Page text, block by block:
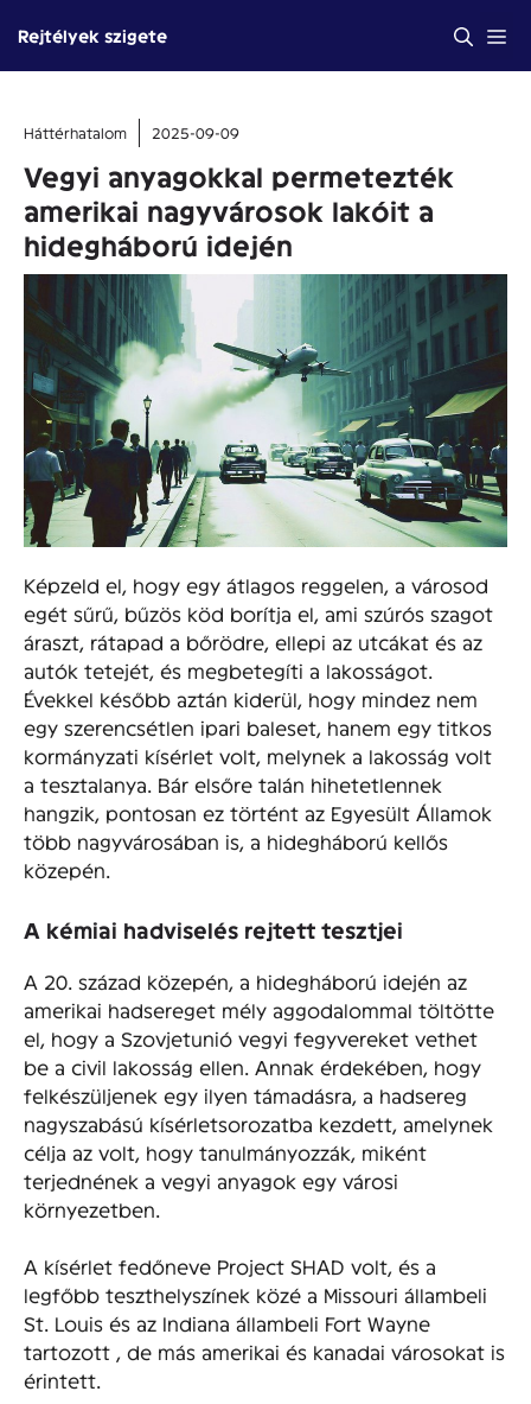
tartalomba
Rejtélyek szigete
Háttérhatalom 2025-09-09
Vegyi anyagokkal permetezték
amerikai nagyvárosok lakóit a
hidegháború idején
Képzeld el, hogy egy átlagos reggelen, a városod
egét sűrű, bűzös köd borítja el, ami szúrós szagot
áraszt, rátapad a bőrödre, ellepi az utcákat és az
autók tetejét, és megbetegíti a lakosságot.
Évekkel később aztán kiderül, hogy mindez nem
egy szerencsétlen ipari baleset, hanem egy titkos
kormányzati kísérlet volt, melynek a lakosság volt
a tesztalanya. Bár elsőre talán hihetetlennek
hangzik, pontosan ez történt az Egyesült Államok
több nagyvárosában is, a hidegháború kellős
közepén.
A kémiai hadviselés rejtett tesztjei
A 20. század közepén, a hidegháború idején az
amerikai hadsereget mély aggodalommal töltötte
el, hogy a Szovjetunió vegyi fegyvereket vethet
be a civil lakosság ellen. Annak érdekében, hogy
felkészüljenek egy ilyen támadásra, a hadsereg
nagyszabású kísérletsorozatba kezdett, amelynek
célja az volt, hogy tanulmányozzák, miként
terjednének a vegyi anyagok egy városi
környezetben.
A kísérlet fedőneve Project SHAD volt, és a
legfőbb teszthelyszínek közé a Missouri állambeli
St. Louis és az Indiana állambeli Fort Wayne
tartozott , de más amerikai és kanadai városokat is
érintett.